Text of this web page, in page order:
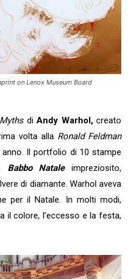
on Lenox Museum Board
Mythsdi Andy Warhol,creato
volta alla Ronald Feldman
Il portfolio di 10 stampe
Babbo Nataleimpreziosito,
di diamante. Warhol aveva
per il Natale. In molti modi,
il colore, l’eccesso e la festa,